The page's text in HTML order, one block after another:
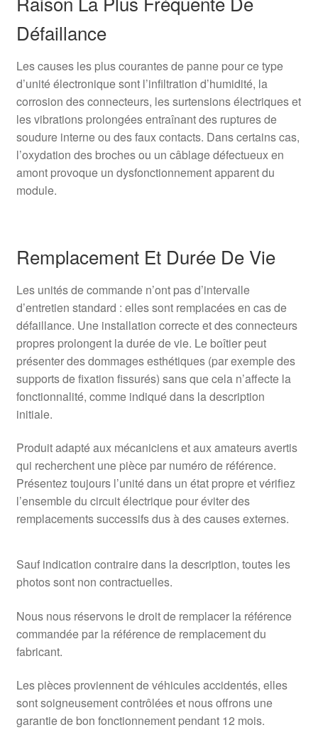
Défaillance
Les causes les plus courantes de panne pour ce type
d’unité électronique sont l’infiltration d’humidité, la
corrosion des connecteurs, les surtensions électriques et
les vibrations prolongées entraînant des ruptures de
soudure interne ou des faux contacts. Dans certains cas,
l’oxydation des broches ou un câblage défectueux en
amont provoque un dysfonctionnement apparent du
module.
Remplacement Et Durée De Vie
Les unités de commande n’ont pas d’intervalle
d’entretien standard : elles sont remplacées en cas de
défaillance. Une installation correcte et des connecteurs
propres prolongent la durée de vie. Le boîtier peut
présenter des dommages esthétiques (par exemple des
supports de fixation fissurés) sans que cela n’affecte la
fonctionnalité, comme indiqué dans la description
initiale.
Produit adapté aux mécaniciens et aux amateurs avertis
qui recherchent une pièce par numéro de référence.
Présentez toujours l’unité dans un état propre et vérifiez
l’ensemble du circuit électrique pour éviter des
remplacements successifs dus à des causes externes.
Sauf indication contraire dans la description, toutes les
photos sont non contractuelles.
Nous nous réservons le droit de remplacer la référence
commandée par la référence de remplacement du
fabricant.
Les pièces proviennent de véhicules accidentés, elles
sont soigneusement contrôlées et nous offrons une
garantie de bon fonctionnement pendant 12 mois.